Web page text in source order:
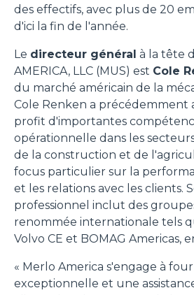
des effectifs, avec plus de 20
d'ici la fin de l'année.
Le directeur général à la tête
AMERICA, LLC (MUS) est Cole
du marché américain de la
Cole Renken a précédemment
profit d'importantes
opérationnelle dans les
de la construction et de
focus particulier sur la
et les relations avec les clients.
professionnel inclut des
renommée internationale tels
Volvo CE et BOMAG Americas,
« Merlo America s'engage à
exceptionnelle et une